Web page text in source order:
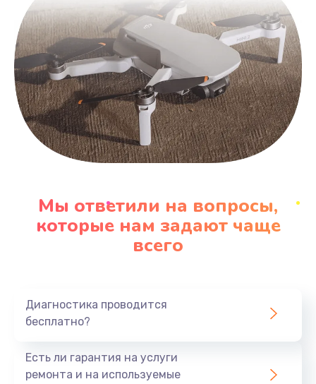
Мы ответили на вопросы,
которые нам задают чаще
всего
Диагностика проводится
бесплатно?
Есть ли гарантия на услуги
ремонта и на используемые